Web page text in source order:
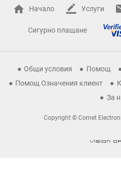
Начало Услуги
Сигурно плащане
Общи условия Помощ
Помощ Означения клиент
За
Copyright © Comet